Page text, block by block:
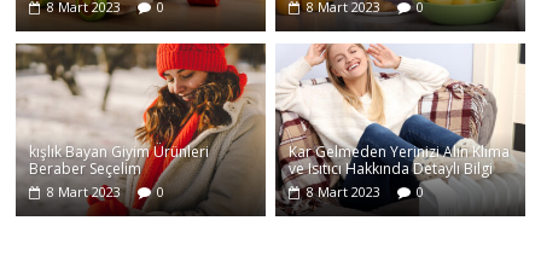
8 Mart 2023 0 8 Mart 2023 0
kışlık Bayan Giyim Ürünleri
Beraber Seçelim
8 Mart 2023 0
Kar Gelmeden Yerinizi Alın Klima
ve Isıtıcı Hakkında Detaylı Bilgi
8 Mart 2023 0